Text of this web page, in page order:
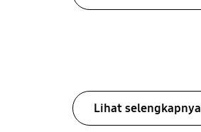
Lihat selengkapnya